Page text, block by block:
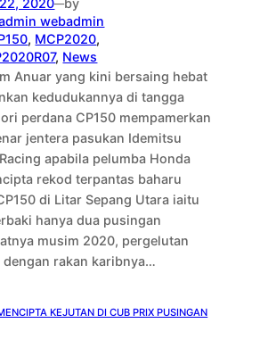
—
webadmin
, MCP2020
, News
Anuar yang kini bersaing hebat
kedudukannya di tangga
perdana CP150 mempamerkan
jentera pasukan Idemitsu
apabila pelumba Honda
rekod terpantas baharu
di Litar Sepang Utara iaitu
hanya dua pusingan
musim 2020, pergelutan
dengan rakan karibnya…